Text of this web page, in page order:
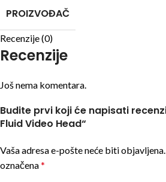
PROIZVOĐAČ
Recenzije (0)
Recenzije
Još nema komentara.
Budite prvi koji će napisati
Fluid Video Head“
Vaša adresa e-pošte neće biti objavljena.
označena*